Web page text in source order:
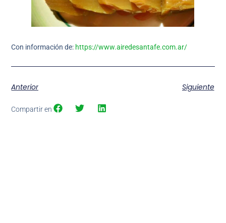
Con información de: https://www.airedesantafe.com.ar/
Anterior Siguiente
Compartir en